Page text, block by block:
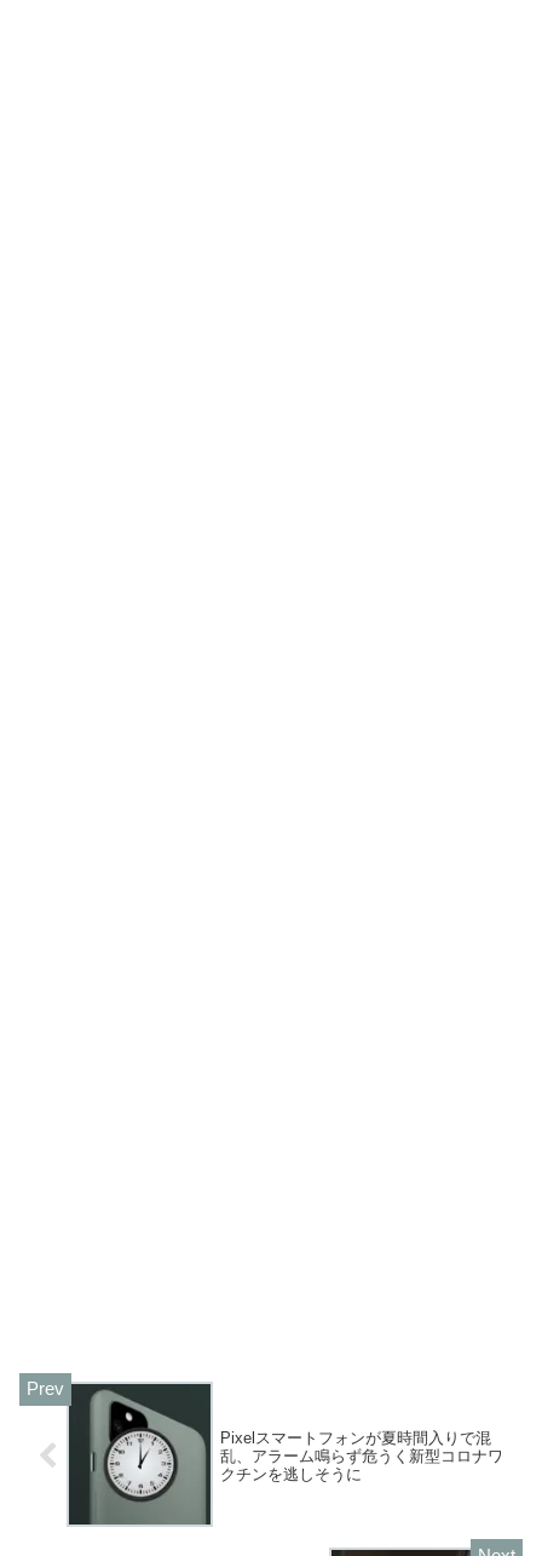
Pixelスマートフォンが夏時間入りで混
乱、アラーム鳴らず危うく新型コロナワ
クチンを逃しそうに